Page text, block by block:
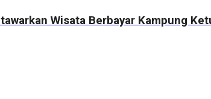
Wisata Berbayar Kampung